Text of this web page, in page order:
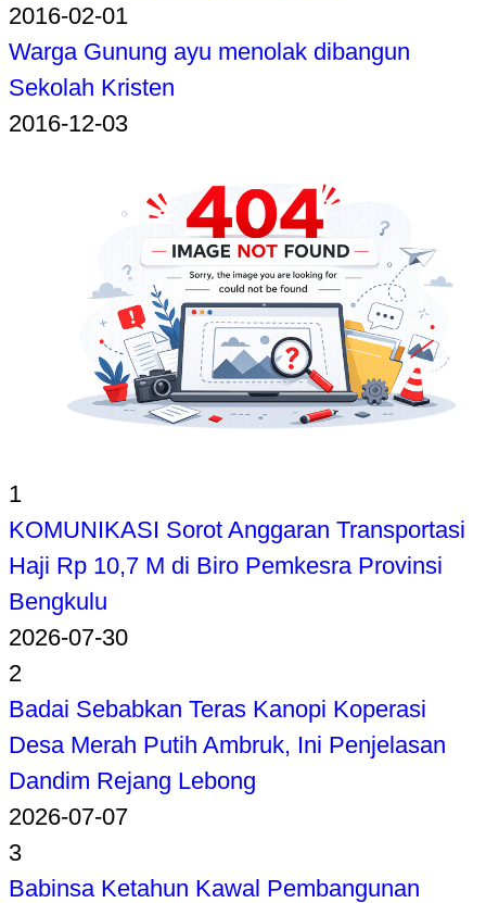
2016-02-01
Warga Gunung ayu menolak dibangun
Sekolah Kristen
2016-12-03
1
KOMUNIKASI Sorot Anggaran Transportasi
Haji Rp 10,7 M di Biro Pemkesra Provinsi
Bengkulu
2026-07-30
2
Badai Sebabkan Teras Kanopi Koperasi
Desa Merah Putih Ambruk, Ini Penjelasan
Dandim Rejang Lebong
2026-07-07
3
Babinsa Ketahun Kawal Pembangunan